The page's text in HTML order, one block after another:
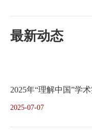
最新动态
2025年“理解中国”学
2025-07-07